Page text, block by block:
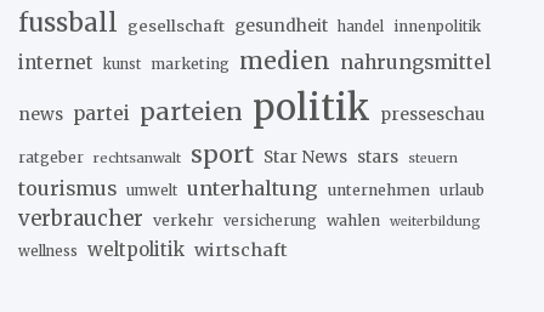
fussball gesellschaft gesundheit handel innenpolitik
internet kunst marketing medien nahrungsmittel
news partei parteien politik presseschau
ratgeber rechtsanwalt sport Star News stars steuern
tourismus umwelt unterhaltung unternehmen urlaub
verbraucher verkehr versicherung wahlen weiterbildung
wellness weltpolitik wirtschaft